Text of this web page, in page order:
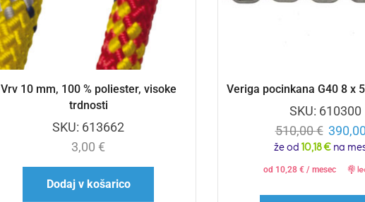
Vrv 10 mm, 100 % poliester, visoke
trdnosti
SKU: 613662
3,00 €
Dodaj v košarico
Veriga pocinkana G40 8 x
SKU: 610300
510,00€ 390,00
že od 10,18 €na
od 10,28 € / mesec